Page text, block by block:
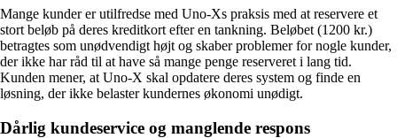
Mange kunder er utilfredse med Uno-Xs praksis med at reservere et
stort beløb på deres kreditkort efter en tankning. Beløbet (1200 kr.)
betragtes som unødvendigt højt og skaber problemer for nogle kunder,
der ikke har råd til at have så mange penge reserveret i lang tid.
Kunden mener, at Uno-X skal opdatere deres system og finde en
løsning, der ikke belaster kundernes økonomi unødigt.
Dårlig kundeservice og manglende respons